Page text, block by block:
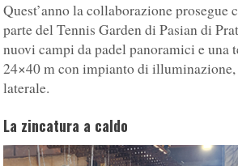
Quest’anno la collaborazione prosegue
parte del Tennis Garden di Pasian di
nuovi campi da padel panoramici e una
24×40 m con impianto di
laterale.
La zincatura a caldo